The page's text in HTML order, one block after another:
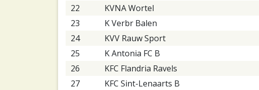
22
KVNA Wortel
23
K Verbr Balen
24
KVV Rauw Sport
25
K Antonia FC B
26
KFC Flandria Ravels
27
KFC Sint-Lenaarts B